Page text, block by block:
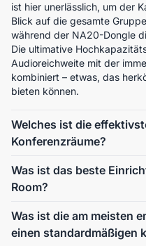
ist hier unerlässlich, um der
Blick auf die gesamte
während der NA20-Dongle
Die ultimative
Audioreichweite mit der
kombiniert – etwas, das
bieten können.
Welches ist die
Konferenzräume?
Für mittelgroße Räume
mit dem AM01 Mikrofon und
verbunden über den NA20
selbst Teilnehmer am
werden. Das ST30 Stativ
Was ist das beste
Room?
Für das ultimative Huddle-
dringend den 360° Alien in
Wireless Dongle. In kleinen
Was ist die am meisten
einen standardmäßigen